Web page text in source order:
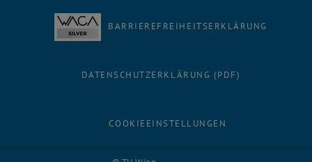
BARRIEREFREIHEITSERKLÄRUNG
DATENSCHUTZERKLÄRUNG (PDF)
COOKIEEINSTELLUNGEN